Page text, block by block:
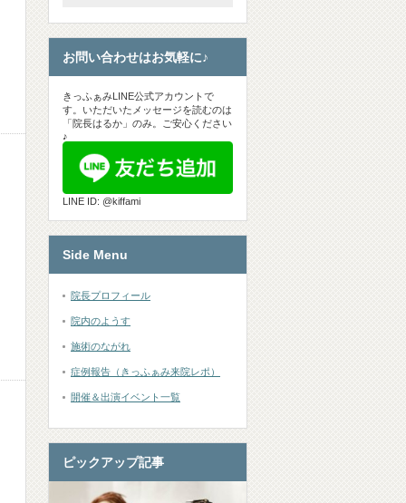
お問い合わせはお気軽に♪
きっふぁみLINE公式アカウントで
す。いただいたメッセージを読むのは
「院長はるか」のみ。ご安心ください
♪
LINE ID: @kiffami
Side Menu
院長プロフィール
院内のようす
施術のながれ
症例報告（きっふぁみ来院レポ）
開催＆出演イベント一覧
ピックアップ記事